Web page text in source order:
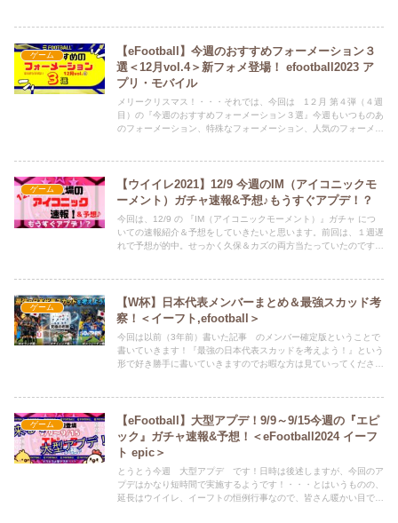
い）ウイイレをやっているうちのひなちゃん（子）とも今までで最
も一緒にウイイレを楽しめた1年でした。・・・これからも、我が
子の成長と共に、ウイイレ（eFootball）の成長・進化を見届けて
いきたいと思いますので、今後ともよろしくお願いいたします。
ゲーム
【eFootball】今週のおすすめフォーメーション３
選＜12月vol.4＞新フォメ登場！ efootball2023 ア
プリ・モバイル
メリークリスマス！・・・それでは、今回は 1２月 第４弾（４週
目）の『今週のおすすめフォーメーション３選』今週もいつものあ
のフォーメーション、特殊なフォーメーション、人気のフォーメー
ゲーム
【ウイイレ2021】12/9 今週のIM（アイコニックモ
ーメント）ガチャ速報&予想♪もうすぐアプデ！？
今回は、12/9 の 『IM（アイコニックモーメント）』ガチャ につ
いての速報紹介＆予想をしていきたいと思います。前回は、１週遅
れで予想が的中。せっかく久保＆カズの両方当たっていたのです
ゲーム
【W杯】日本代表メンバーまとめ＆最強スカッド考
察！＜イーフト,efootball＞
今回は以前（3年前）書いた記事 のメンバー確定版ということで
書いていきます！『最強の日本代表スカッドを考えよう！』という
形で好き勝手に書いていきますのでお暇な方は見ていってくださ
願いします。ひなちゃんが、新記事の情報や、どうでも良いことつ
ぶやいてます。 ⇒ @HINAandPAPA
ゲーム
【eFootball】大型アプデ！9/9～9/15今週の『エピ
ック』ガチャ速報&予想！＜eFootball2024 イーフ
ト epic＞
とうとう今週 大型アプデ です！日時は後述しますが、今回のア
プデはかなり短時間で実施するようです！・・・とはいうものの、
延長はウイイレ、イーフトの恒例行事なので、皆さん暖かい目で見